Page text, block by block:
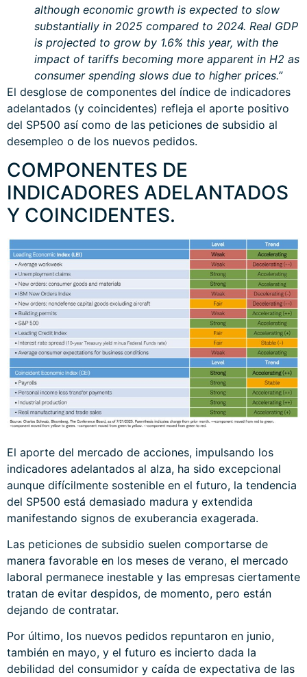
although economic growth is expected to slow
substantially in 2025 compared to 2024. Real GDP
is projected to grow by 1.6% this year, with the
impact of tariffs becoming more apparent in H2 as
consumer spending slows due to higher prices.”
El desglose de componentes del índice de indicadores
adelantados (y coincidentes) refleja el aporte positivo
del SP500 así como de las peticiones de subsidio al
desempleo o de los nuevos pedidos.
COMPONENTES DE
INDICADORES ADELANTADOS
Y COINCIDENTES.
El aporte del mercado de acciones, impulsando los
indicadores adelantados al alza, ha sido excepcional
aunque difícilmente sostenible en el futuro, la tendencia
del SP500 está demasiado madura y extendida
manifestando signos de exuberancia exagerada.
Las peticiones de subsidio suelen comportarse de
manera favorable en los meses de verano, el mercado
laboral permanece inestable y las empresas ciertamente
tratan de evitar despidos, de momento, pero están
dejando de contratar.
Por último, los nuevos pedidos repuntaron en junio,
también en mayo, y el futuro es incierto dada la
debilidad del consumidor y caída de expectativa de las